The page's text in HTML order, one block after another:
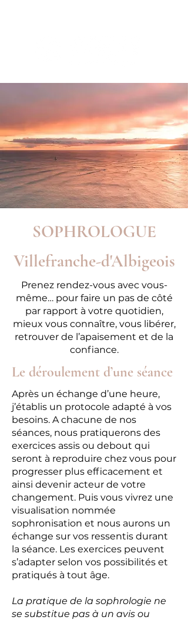
SOPHROLOGUE
Villefranche-d'Albigeois
Prenez rendez-vous avec vous-
même… pour faire un pas de côté
par rapport à votre quotidien,
mieux vous connaître, vous libérer,
retrouver de l’apaisement et de la
confiance.
Le déroulement d’une séance
Après un échange d’une heure,
j’établis un protocole adapté à vos
besoins. A chacune de nos
séances, nous pratiquerons des
exercices assis ou debout qui
seront à reproduire chez vous pour
progresser plus efficacement et
ainsi devenir acteur de votre
changement. Puis vous vivrez une
visualisation nommée
sophronisation et nous aurons un
échange sur vos ressentis durant
la séance. Les exercices peuvent
s’adapter selon vos possibilités et
pratiqués à tout âge.
La pratique de la sophrologie ne
se substitue pas à un avis ou